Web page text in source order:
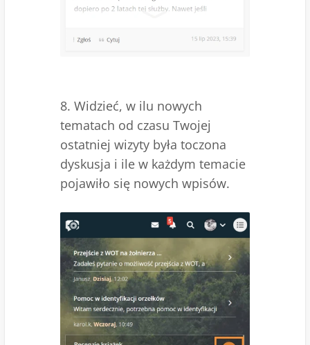
8. Widzieć, w ilu nowych
tematach od czasu Twojej
ostatniej wizyty była toczona
dyskusja i ile w każdym temacie
pojawiło się nowych wpisów.